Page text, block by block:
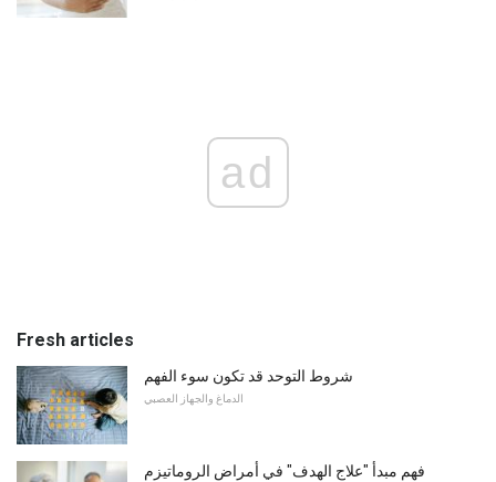
ad
Fresh articles
شروط التوحد قد تكون سوء الفهم
الدماغ والجهاز العصبي
فهم مبدأ "علاج الهدف" في أمراض الروماتيزم